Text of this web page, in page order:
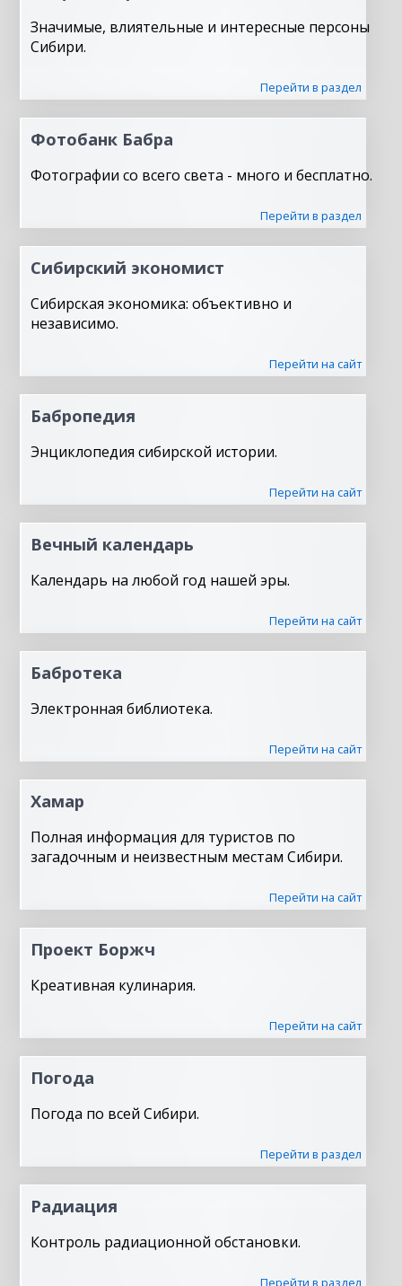
Значимые, влиятельные и интересные персоны
Сибири.
Перейти в раздел
Фотобанк Бабра
Фотографии со всего света - много и бесплатно.
Перейти в раздел
Сибирский экономист
Сибирская экономика: объективно и
независимо.
Перейти на сайт
Бабропедия
Энциклопедия сибирской истории.
Перейти на сайт
Вечный календарь
Календарь на любой год нашей эры.
Перейти на сайт
Бабротека
Электронная библиотека.
Перейти на сайт
Хамар
Полная информация для туристов по
загадочным и неизвестным местам Сибири.
Перейти на сайт
Проект Боржч
Креативная кулинария.
Перейти на сайт
Погода
Погода по всей Сибири.
Перейти в раздел
Радиация
Контроль радиационной обстановки.
Перейти в раздел